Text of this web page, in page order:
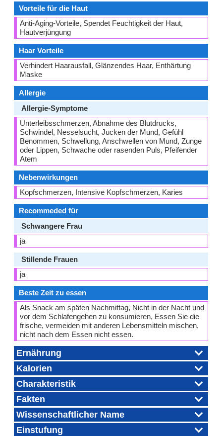
Vorteile für die Haut
Anti-Aging-Vorteile, Spendet Feuchtigkeit der Haut,
Hautverjüngung
Haar Vorteile
Verhindert Haarausfall, Glänzendes Haar, Enthärtung
Maske
Allergie
Allergie-Symptome
Unterleibsschmerzen, Abnahme des Blutdrucks,
Schwindel, Nesselsucht, Jucken der Mund, Gefühl
Benommen, Schwellung, Anschwellen von Mund, Zunge
oder Lippen, Schwache oder rasenden Puls, Pfeifender
Atem
Nebenwirkungen
Kopfschmerzen, Intensive Kopfschmerzen, Karies
Recommeded für
Schwangere Frau
ja
Stillende Frauen
ja
Beste Zeit zu essen
Als Snack am späten Nachmittag, Nicht in der Nacht und
vor dem Schlafengehen zu konsumieren, Essen Sie die
frische, vermeiden mit anderen Lebensmitteln mischen,
nicht nach dem Essen nicht essen.
Ernährung
Kalorien
Charakteristik
Fakten
Wissenschaftlicher Name
Einstufung